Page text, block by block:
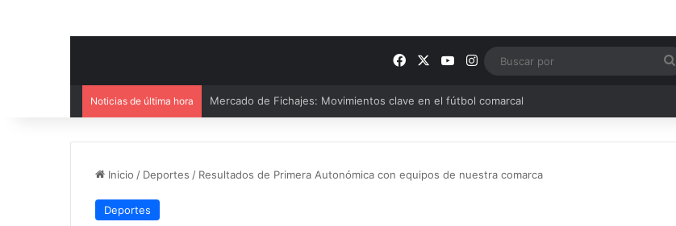
FacebookYouTube
Instagram
Noticias de última hora El CB Villarrobledo y el CB Criptana continúan perfilando sus plantillas
Inicio / Deportes / Resultados de Primera Autonómica con equipos de nuestra comarca
Deportes